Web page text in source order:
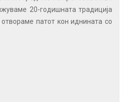
20-годишната традиција
патот кон иднината со